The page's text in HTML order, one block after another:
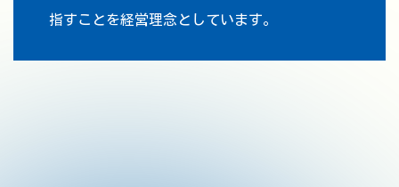
指すことを経営理念としています。